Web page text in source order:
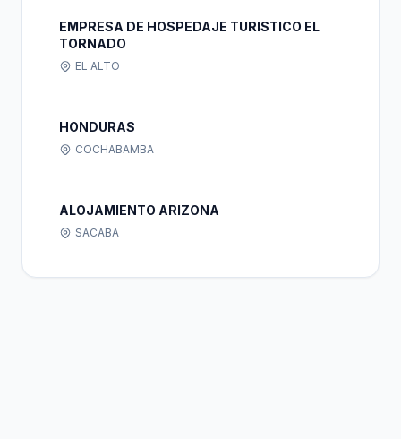
EMPRESA DE HOSPEDAJE TURISTICO EL
TORNADO
EL ALTO
HONDURAS
COCHABAMBA
ALOJAMIENTO ARIZONA
SACABA